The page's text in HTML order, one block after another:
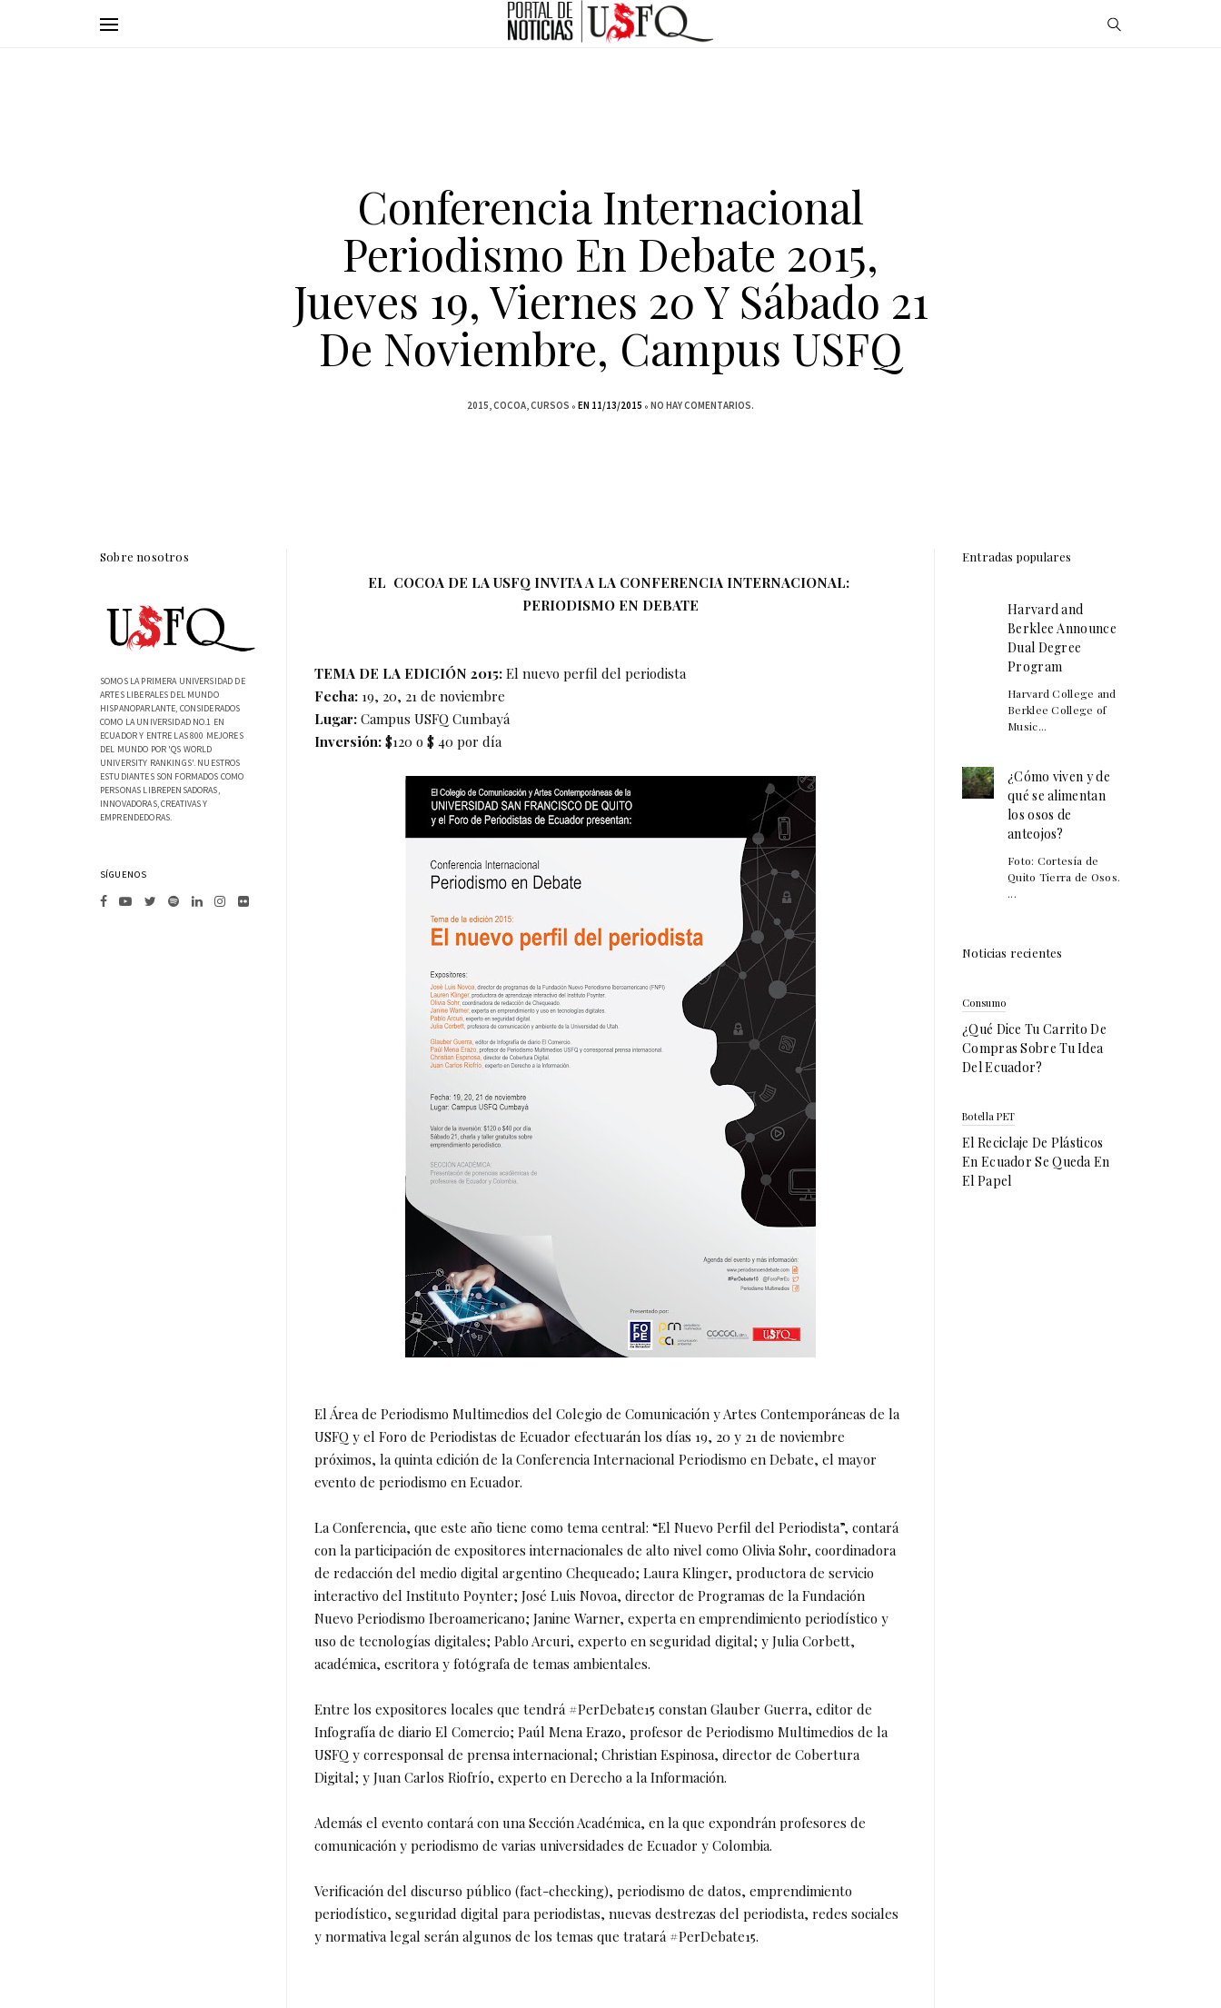
Conferencia Internacional
Periodismo En Debate 2015,
Jueves 19, Viernes 20 Y Sábado 21
De Noviembre, Campus USFQ
2015 COCOA CURSOS EN 11/13/2015 NO HAY COMENTARIOS.
EL COCOA DE LA USFQ INVITA A LA CONFERENCIA INTERNACIONAL:
PERIODISMO EN DEBATE
TEMA DE LA EDICIÓN 2015: El nuevo perfil del periodista
Fecha: 19, 20, 21 de noviembre
Lugar: Campus USFQ Cumbayá
Inversión: $120 o $ 40 por día
El Área de Periodismo Multimedios del Colegio de Comunicación y Artes Contemporáneas de la
USFQ y el Foro de Periodistas de Ecuador efectuarán los días 19, 20 y 21 de noviembre
próximos, la quinta edición de la Conferencia Internacional Periodismo en Debate, el mayor
evento de periodismo en Ecuador.
La Conferencia, que este año tiene como tema central: “El Nuevo Perfil del Periodista”, contará
con la participación de expositores internacionales de alto nivel como Olivia Sohr, coordinadora
de redacción del medio digital argentino Chequeado; Laura Klinger, productora de servicio
interactivo del Instituto Poynter; José Luis Novoa, director de Programas de la Fundación
Nuevo Periodismo Iberoamericano; Janine Warner, experta en emprendimiento periodístico y
uso de tecnologías digitales; Pablo Arcuri, experto en seguridad digital; y Julia Corbett,
académica, escritora y fotógrafa de temas ambientales.
Entre los expositores locales que tendrá #PerDebate15 constan Glauber Guerra, editor de
Infografía de diario El Comercio; Paúl Mena Erazo, profesor de Periodismo Multimedios de la
USFQ y corresponsal de prensa internacional; Christian Espinosa, director de Cobertura
Digital; y Juan Carlos Riofrío, experto en Derecho a la Información.
Además el evento contará con una Sección Académica, en la que expondrán profesores de
comunicación y periodismo de varias universidades de Ecuador y Colombia.
Verificación del discurso público (fact-checking), periodismo de datos, emprendimiento
periodístico, seguridad digital para periodistas, nuevas destrezas del periodista, redes sociales
y normativa legal serán algunos de los temas que tratará #PerDebate15.
Sobre nosotros
SOMOS LA PRIMERA UNIVERSIDAD DE
ARTES LIBERALES DEL MUNDO
HISPANOPARLANTE, CONSIDERADOS
COMO LA UNIVERSIDAD NO.1 EN
ECUADOR Y ENTRE LAS 800 MEJORES
DEL MUNDO POR 'QS WORLD
UNIVERSITY RANKINGS'. NUESTROS
ESTUDIANTES SON FORMADOS COMO
PERSONAS LIBREPENSADORAS,
INNOVADORAS, CREATIVAS Y
EMPRENDEDORAS.
SÍGUENOS
Entradas populares
Harvard and
Berklee Announce
Dual Degree
Program
Harvard College and
Berklee College of
Music...
¿Cómo viven y de
qué se alimentan
los osos de
anteojos?
Foto: Cortesía de
Quito Tierra de Osos.
...
Noticias recientes
Consumo
¿Qué Dice Tu Carrito De
Compras Sobre Tu Idea
Del Ecuador?
Botella PET
El Reciclaje De Plásticos
En Ecuador Se Queda En
El Papel